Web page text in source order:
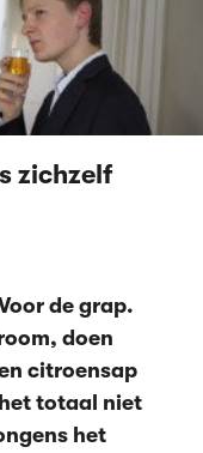
zichzelf
de grap.
doen
citroensap
totaal niet
het